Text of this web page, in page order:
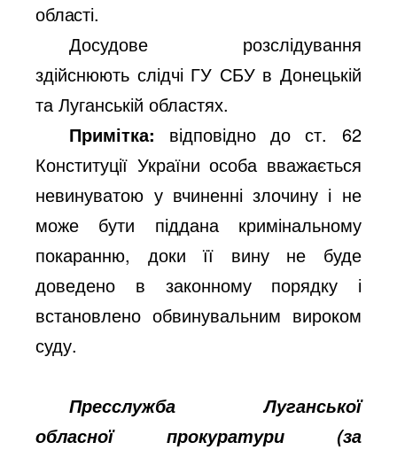
області.
Досудове розслідування
здійснюють слідчі ГУ СБУ в Донецькій
та Луганській областях.
Примітка: відповідно до ст. 62
Конституції України особа вважається
невинуватою у вчиненні злочину і не
може бути піддана кримінальному
покаранню, доки її вину не буде
доведено в законному порядку і
встановлено обвинувальним вироком
суду.
Пресслужба Луганської
обласної прокуратури (за